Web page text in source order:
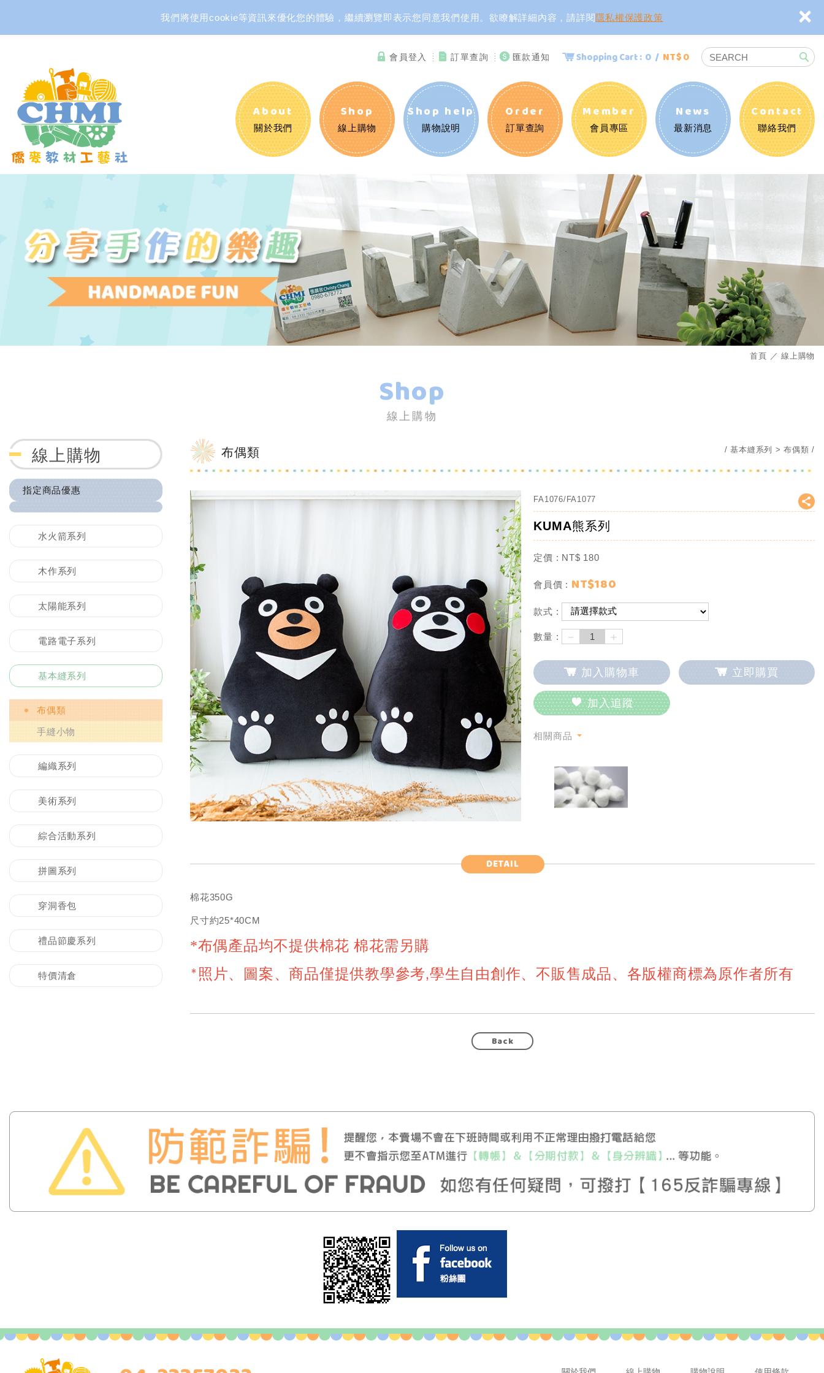
我們將使用cookie等資訊來優化您的體驗，繼續瀏覽即表示您同意我們使用。欲瞭解詳細內容，請詳閱隱私權保護政策 ×
會員登入 訂單查詢 匯款通知 Shopping Cart : 0 / NT$ 0
About
關於我們
Shop
線上購物
Shop help
購物說明
Order
訂單查詢
Member
會員專區
News
最新消息
Contact
聯絡我們
首頁 線上購物
Shop
線上購物
線上購物
指定商品優惠
水火箭系列
木作系列
太陽能系列
電路電子系列
基本縫系列
布偶類
手縫小物
編織系列
美術系列
綜合活動系列
拼圖系列
穿洞香包
禮品節慶系列
特價清倉
基本縫系列 布偶類
布偶類
FA1076/FA1077
KUMA熊系列
定價 : NT$ 180
會員價 : NT$180
款式 :
數量 : － ＋
加入購物車 立即購買
加入追蹤
相關商品
DETAIL
棉花350G
尺寸約25*40CM
*布偶產品均不提供棉花 棉花需另購
* 照片、圖案、商品僅提供教學參考,學生自由創作、不販售成品、各版權商標為原作者所有
Back